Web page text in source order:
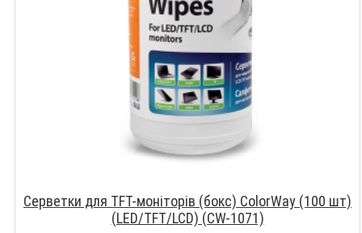
Серветки для TFT-моніторів (бокс) ColorWay (100 шт)
(LED/TFT/LCD) (CW-1071)